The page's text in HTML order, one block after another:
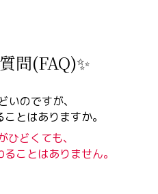
問(FAQ)✨
いのですが、
とはありますか。
どくても、
ことはありません。